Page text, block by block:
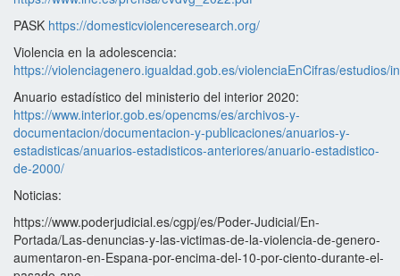
PASK https://domesticviolenceresearch.org/
Violencia en la adolescencia:
https://violenciagenero.igualdad.gob.es/violenciaEnCifras/
Anuario estadístico del ministerio del interior 2020:
https://www.interior.gob.es/opencms/es/archivos-y-
documentacion/documentacion-y-publicaciones/anuarios-y-
estadisticas/anuarios-estadisticos-anteriores/anuario-estadistico-
de-2000/
Noticias:
https://www.poderjudicial.es/cgpj/es/Poder-Judicial/En-
Portada/Las-denuncias-y-las-victimas-de-la-violencia-de-genero-
aumentaron-en-Espana-por-encima-del-10-por-ciento-durante-el-